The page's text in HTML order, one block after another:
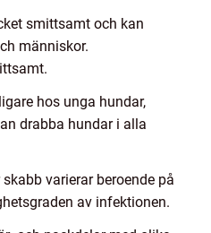
smittsamt och kan
människor.
hos unga hundar,
drabba hundar i alla
varierar beroende på
av infektionen.